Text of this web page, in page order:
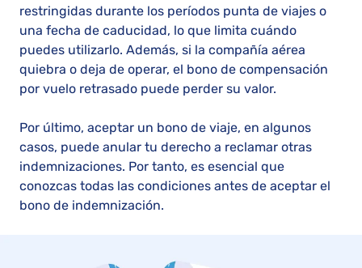
restringidas durante los períodos punta de viajes o
una fecha de caducidad, lo que limita cuándo
puedes utilizarlo. Además, si la compañía aérea
quiebra o deja de operar, el bono de compensación
por vuelo retrasado puede perder su valor.
Por último, aceptar un bono de viaje, en algunos
casos, puede anular tu derecho a reclamar otras
indemnizaciones. Por tanto, es esencial que
conozcas todas las condiciones antes de aceptar el
bono de indemnización.